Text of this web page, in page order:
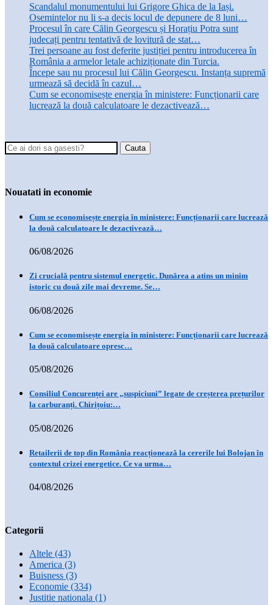
Scandalul monumentului lui Grigore Ghica de la Iași.
Osemintelor nu li s-a decis locul de depunere de 8 luni…
Procesul în care Călin Georgescu și Horațiu Potra sunt
judecați pentru tentativă de lovitură de stat…
Trei persoane au fost deferite justiției pentru introducerea în
România a armelor letale achiziționate din Turcia.
Începe sau nu procesul lui Călin Georgescu. Instanța supremă
urmează să decidă în cazul…
Cum se economisește energia în ministere: Funcționarii care
lucrează la două calculatoare le dezactivează…
Nouatati in economie
Cum se economisește energia în ministere: Funcționarii care lucrează
la două calculatoare le dezactivează…
06/08/2026
Zi crucială pentru sistemul energetic. Dunărea a atins un minim
istoric cu două zile mai devreme. Se…
06/08/2026
Cum se economisește energia în ministere: Funcționarii care lucrează
la două calculatoare opresc…
05/08/2026
Consiliul Concurenței are „suspiciuni” legate de creșterea prețurilor
la carburanți. Chirițoiu:…
05/08/2026
Retailerii de top din România reacționează la cererile lui Bolojan în
contextul crizei energetice. Ce va urma…
04/08/2026
Categorii
Altele (43)
America (3)
Buisness (3)
Economie (334)
Justitie nationala (1)